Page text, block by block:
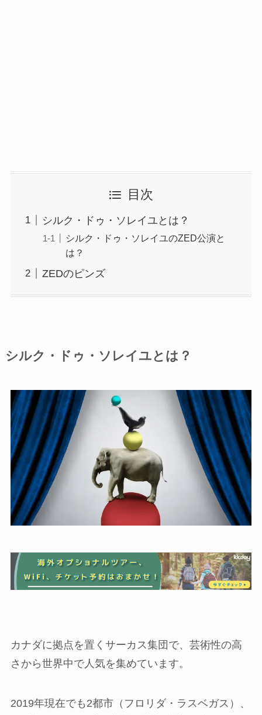
目次
シルク・ドゥ・ソレイユとは？
シルク・ドゥ・ソレイユのZED公演と
は？
ZEDのピンズ
シルク・ドゥ・ソレイユとは？
カナダに拠点を置くサーカス集団で、芸術性の高
さから世界中で人気を集めています。
2019年現在でも2都市（フロリダ・ラスベガス）、